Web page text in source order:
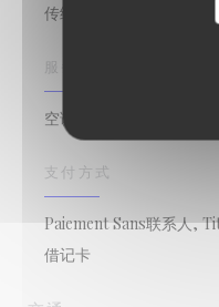
传统餐厅
服务
空调, 私人租用, 残疾人通
支付方式
Paiement Sans联系人,
借记卡